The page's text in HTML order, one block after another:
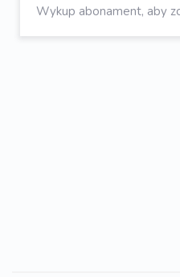
Wykup abonament, aby